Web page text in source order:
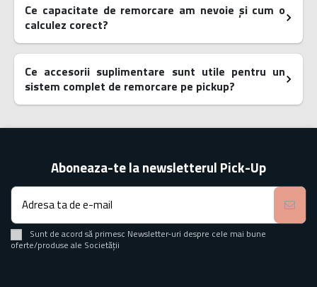
Ce capacitate de remorcare am nevoie și cum o
calculez corect?
Ce accesorii suplimentare sunt utile pentru un
sistem complet de remorcare pe pickup?
Aboneaza-te la newsletterul Pick-Up
Sunt de acord să primesc Newsletter-uri despre cele mai bune
oferte/produse ale Societății